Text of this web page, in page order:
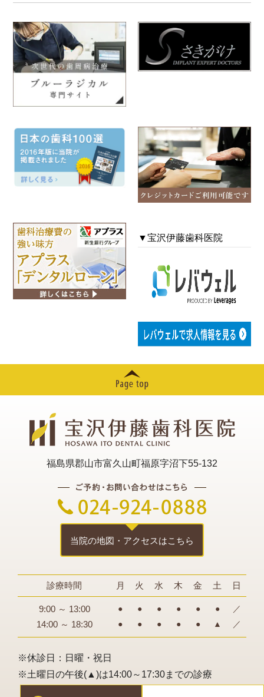
2025年11月
2025年10月
2025年09月
2025年06月
2025年05月
2024年10月
2024年09月
2024年08月
2024年05月
2024年03月
2024年02月
2024年01月
2023年12月
2023年07月
2023年04月
2023年03月
2023年02月
▼宝沢伊藤歯科医院
福島県郡山市富久山町福原字沼下55-132
当院の地図・アクセスはこちら
診療時間 月 火 水 木 金 土 日
9:00 ～ 13:00 ● ● ● ● ● ● ／
14:00 ～ 18:30 ● ● ● ● ● ▲ ／
※休診日：日曜・祝日
※土曜日の午後(▲)は14:00～17:30までの診療